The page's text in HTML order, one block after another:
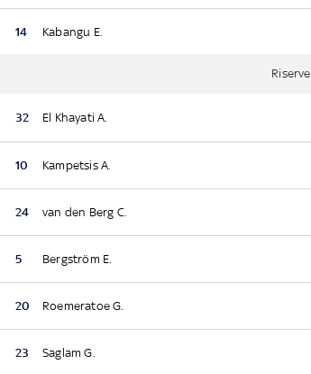
14 Kabangu E.
Riserve
32 El Khayati A.
10 Kampetsis A.
24 van den Berg C.
5 Bergström E.
20 Roemeratoe G.
23 Saglam G.